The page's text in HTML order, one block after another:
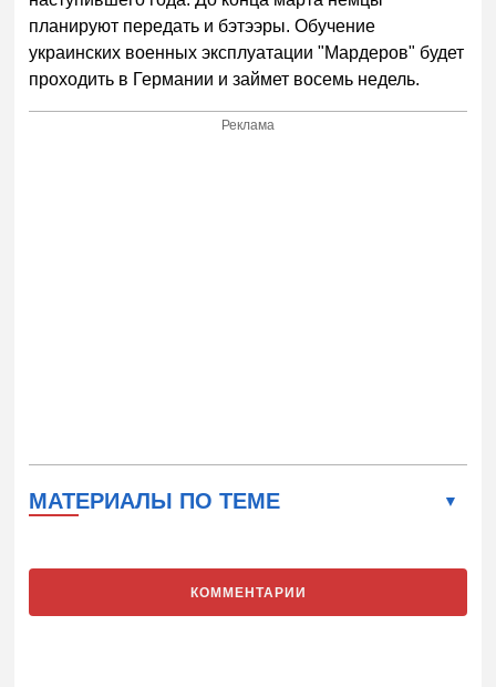
планируют передать и бэтээры. Обучение
украинских военных эксплуатации "Мардеров" будет
проходить в Германии и займет восемь недель.
Реклама
МАТЕРИАЛЫ ПО ТЕМЕ
КОММЕНТАРИИ